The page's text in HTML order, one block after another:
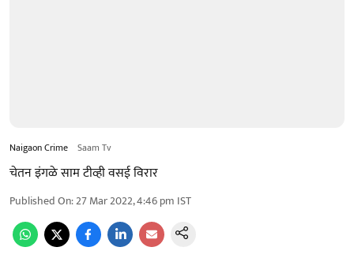
Naigaon Crime Saam Tv
चेतन इंगळे साम टीव्ही वसई विरार
Published On:27 Mar 2022, 4:46 pm IST